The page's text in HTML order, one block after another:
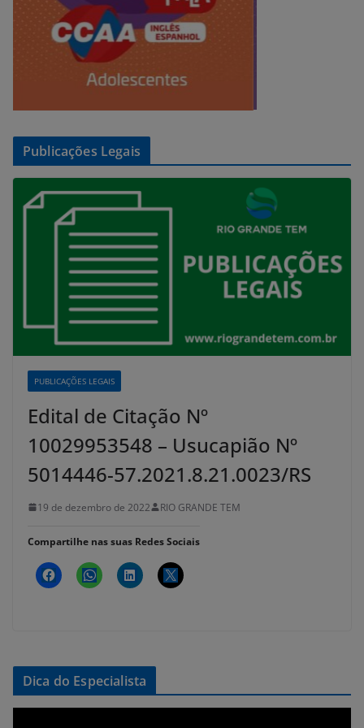
Publicações Legais
PUBLICAÇÕES LEGAIS
Edital de Citação Nº
10029953548 – Usucapião Nº
5014446-57.2021.8.21.0023/RS
19 de dezembro de 2022 RIO GRANDE TEM
Compartilhe nas suas Redes Sociais
Dica do Especialista